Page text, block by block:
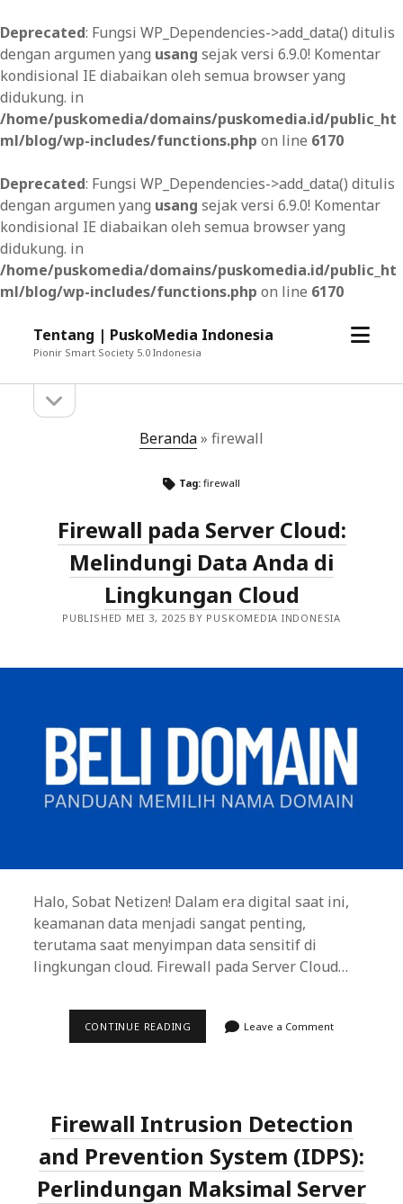
Deprecated: Fungsi WP_Dependencies->add_data() ditulis
dengan argumen yang usang sejak versi 6.9.0! Komentar
kondisional IE diabaikan oleh semua browser yang
didukung. in
/home/puskomedia/domains/puskomedia.id/public_ht
ml/blog/wp-includes/functions.php on line 6170
Deprecated: Fungsi WP_Dependencies->add_data() ditulis
dengan argumen yang usang sejak versi 6.9.0! Komentar
kondisional IE diabaikan oleh semua browser yang
didukung. in
/home/puskomedia/domains/puskomedia.id/public_ht
ml/blog/wp-includes/functions.php on line 6170
Tentang | PuskoMedia Indonesia
Pionir Smart Society 5.0 Indonesia
open
Sidebarsidebar
Beranda» firewall
Tag: firewall
Firewall pada Server Cloud:
Melindungi Data Anda di
Lingkungan Cloud
PUBLISHED MEI 3, 2025 BY PUSKOMEDIA INDONESIA
Halo, Sobat Netizen! Dalam era digital saat ini,
keamanan data menjadi sangat penting,
terutama saat menyimpan data sensitif di
lingkungan cloud. Firewall pada Server Cloud…
CONTINUE READING FIREWALL
DI
LINGKUNGAN
CLOUD
Leave a Comment
Firewall Intrusion Detection
and Prevention System (IDPS):
Perlindungan Maksimal Server